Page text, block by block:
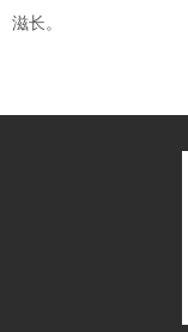
滋长。